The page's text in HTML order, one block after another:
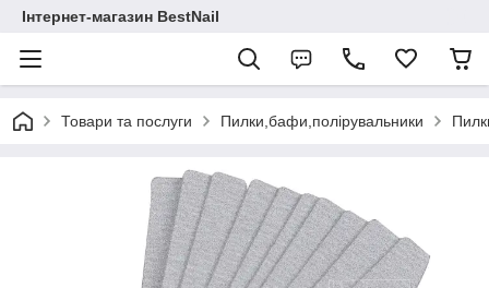
Інтернет-магазин BestNail
Товари та послуги Пилки,бафи,полірувальники